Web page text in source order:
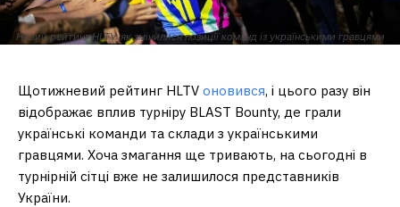
Новий рейтинг HLTV: як змінилися позиції команд із українськими гравцями
Щотижневий рейтинг HLTV оновився, і цього разу він
відображає вплив турніру BLAST Bounty, де грали
українські команди та склади з українськими
гравцями. Хоча змагання ще тривають, на сьогодні в
турнірній сітці вже не залишилося представників
України.